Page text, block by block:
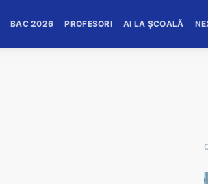
BAC 2026 PROFESORI AI LA ȘCOALĂ